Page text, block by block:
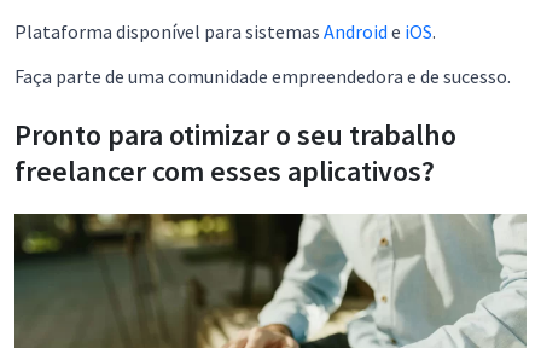
Plataforma disponível para sistemas Android e iOS.
Faça parte de uma comunidade empreendedora e de sucesso.
Pronto para otimizar o seu trabalho
freelancer com esses aplicativos?